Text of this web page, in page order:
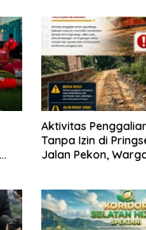
Aktivitas
Tanpa Izin di
Jalan Pekon,